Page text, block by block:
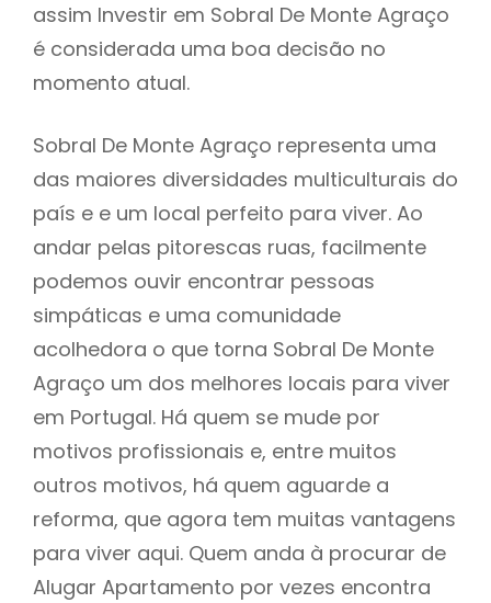
assim Investir em Sobral De Monte Agraço
é considerada uma boa decisão no
momento atual.
Sobral De Monte Agraço representa uma
das maiores diversidades multiculturais do
país e e um local perfeito para viver. Ao
andar pelas pitorescas ruas, facilmente
podemos ouvir encontrar pessoas
simpáticas e uma comunidade
acolhedora o que torna Sobral De Monte
Agraço um dos melhores locais para viver
em Portugal. Há quem se mude por
motivos profissionais e, entre muitos
outros motivos, há quem aguarde a
reforma, que agora tem muitas vantagens
para viver aqui. Quem anda à procurar de
Alugar Apartamento por vezes encontra